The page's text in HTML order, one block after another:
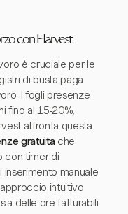
con Harvest
è cruciale per le
di busta paga
I fogli presenze
fino al 15-20%,
affronta questa
gratuitache
con timer di
manuale
intuitivo
delle ore fatturabili